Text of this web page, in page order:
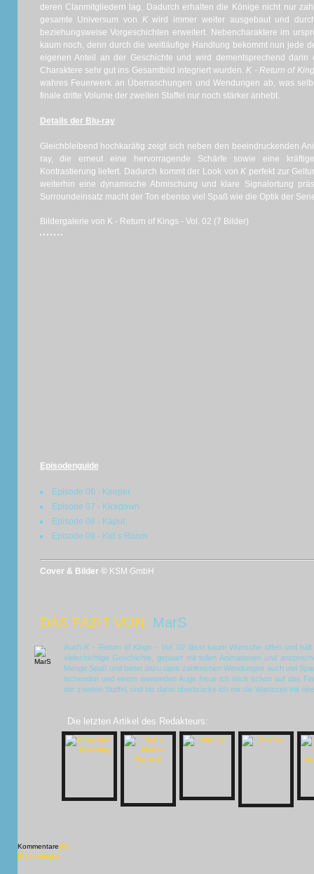
deren Clanmitgliedern lag. Dadurch erhalten die Könige nicht nur
gesamte Universum von Kwird immer weiter ausgebaut und
beziehungsweise Vorgeschichten erweitert. Nebencharaktere im
kaum noch, denn durch die weitläufige Handlung bekommt nun jede
eigenen Anteil an der Geschichte und wird dementsprechend
Charaktere sehr gut ins Gesamtbild integriert wurden.K - Return of
wahres Feuerwerk an Überraschungen und Wendungen ab, was
finale dritte Volume der zweiten Staffel nur noch stärker anhebt.
Details der Blu-ray
Gleichbleibend hochkarätig zeigt sich neben den beeindruckenden
ray, die erneut eine hervorragende Schärfe sowie eine
Kontrastierung liefert. Dadurch kommt der Look vonK perfekt zur
weiterhin eine dynamische Abmischung und klare Signalortung
Surroundeinsatz macht der Ton ebenso viel Spaß wie die Optik der
Bildergalerie von K - Return of Kings - Vol. 02 (7 Bilder)
Episodenguide
Episode 06 - Keeper
Episode 07 - Kickdown
Episode 08 - Kaput
Episode 09 - Kid´s Room
Cover & Bilder © KSM GmbH
DAS FAZIT VON: MarS
Auch K - Return of Kings - Vol. 02 lässt kaum Wünsche offen und
vielschichtige Geschichte, gepaart mit tollen Animationen und
Menge Spaß und bietet dazu dank zahlreichen Wendungen auch viel
lachenden und einem weinenden Auge freue ich mich schon auf das
der zweiten Staffel, und bis dahin überbrücke ich mir die Wartezeit mit
Die letzten Artikel des Redakteurs:
Kommentare[X]
[X] schließen